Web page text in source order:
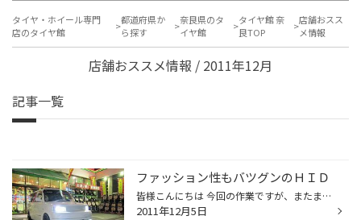
タイヤ・ホイール専門
店のタイヤ館
都道府県か
ら探す
奈良県のタ
イヤ館
タイヤ館 奈
良TOP
店舗おスス
メ情報
店舗おススメ情報 / 2011年12月
記事一覧
ファッション性もバツグンのＨＩＤ
皆様こんにちは 今回の作業ですが、またまたスマートＨＩＤの装着です。 今回の仕様は、35Ｗですが、色目を合わせるのと青白さを重視！ ヘッドライトはＨ4で標準ですが、前回 当店でＤＡＤのエアロを 装着していただきましたのでフォグがＨ3のしかもフォグ一体形状バルブです・・・ なかなか手ごわ...
2011年12月5日